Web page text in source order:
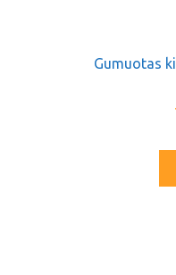
Gumuotas